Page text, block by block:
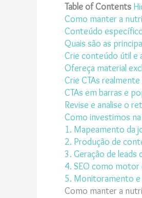
Table of Contents
Como manter a
Conteúdo
Quais são as
Crie conteúdo útil e
Ofereça material
Crie CTAs
CTAs em barras e
Revise e analise o
Como investimos
1. Mapeamento da
2. Produção de
3. Geração de
4. SEO como
5. Monitoramento
Como manter a